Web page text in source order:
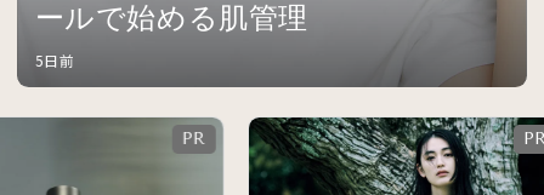
ールで始める肌管理
5日前